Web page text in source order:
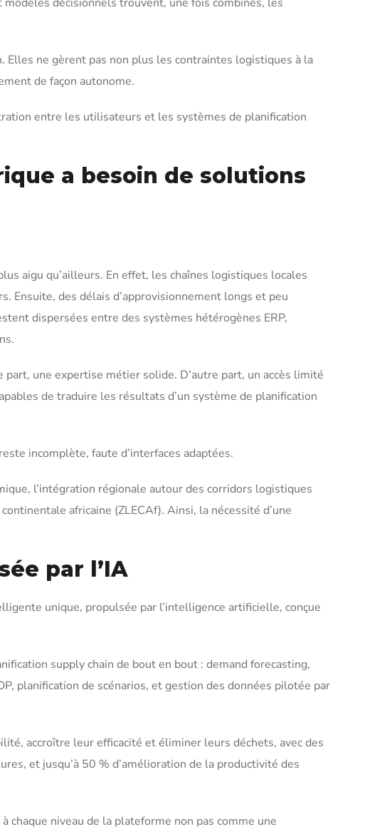
ne gèrent pas non plus les contraintes logistiques à la
de façon autonome.
entre les utilisateurs et les systèmes de planification
a besoin de solutions
aigu qu’ailleurs. En effet, les chaînes logistiques locales
Ensuite, des délais d’approvisionnement longs et peu
dispersées entre des systèmes hétérogènes ERP,
une expertise métier solide. D’autre part, un accès limité
de traduire les résultats d’un système de planification
incomplète, faute d’interfaces adaptées.
l’intégration régionale autour des corridors logistiques
africaine (ZLECAf). Ainsi, la nécessité d’une
par l’IA
unique, propulsée par l’intelligence artificielle, conçue
supply chain de bout en bout : demand forecasting,
planification de scénarios, et gestion des données pilotée par
accroître leur efficacité et éliminer leurs déchets, avec des
et jusqu’à 50 % d’amélioration de la productivité des
chaque niveau de la plateforme non pas comme une